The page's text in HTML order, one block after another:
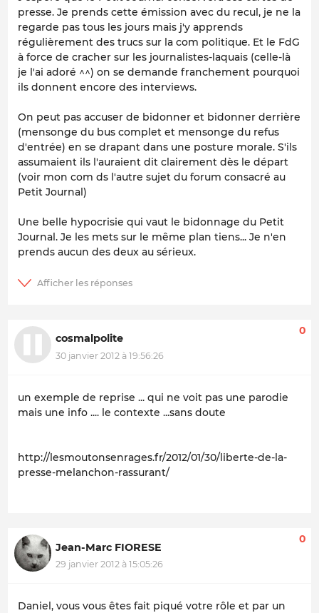
presse. Je prends cette émission avec du recul, je ne la
regarde pas tous les jours mais j'y apprends
régulièrement des trucs sur la com politique. Et le FdG
à force de cracher sur les journalistes-laquais (celle-là
je l'ai adoré ^^) on se demande franchement pourquoi
ils donnent encore des interviews.
On peut pas accuser de bidonner et bidonner derrière
(mensonge du bus complet et mensonge du refus
d'entrée) en se drapant dans une posture morale. S'ils
assumaient ils l'auraient dit clairement dès le départ
(voir mon com ds l'autre sujet du forum consacré au
Petit Journal)
Une belle hypocrisie qui vaut le bidonnage du Petit
Journal. Je les mets sur le même plan tiens... Je n'en
prends aucun des deux au sérieux.
cosmalpolite
30 janvier 2012 à 19:56:26
0
un exemple de reprise ... qui ne voit pas une parodie
mais une info .... le contexte ...sans doute
http://lesmoutonsenrages.fr/2012/01/30/liberte-de-la-
presse-melanchon-rassurant/
Jean-Marc FIORESE
29 janvier 2012 à 15:05:26
0
Daniel, vous vous êtes fait piqué votre rôle et par un